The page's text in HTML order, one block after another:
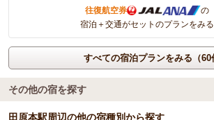
往復航空券
の
宿泊＋交通がセットのプランをみる
すべての宿泊プランをみる（60
その他の宿を探す
田原本駅周辺の他の宿種別から探す